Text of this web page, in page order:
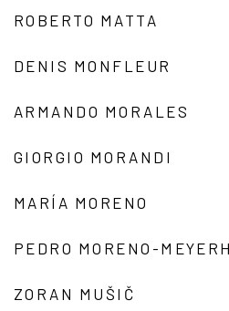
ROBERTO MATTA
DENIS MONFLEUR
ARMANDO MORALES
GIORGIO MORANDI
MARÍA MORENO
PEDRO MORENO-
ZORAN MUŠIČ